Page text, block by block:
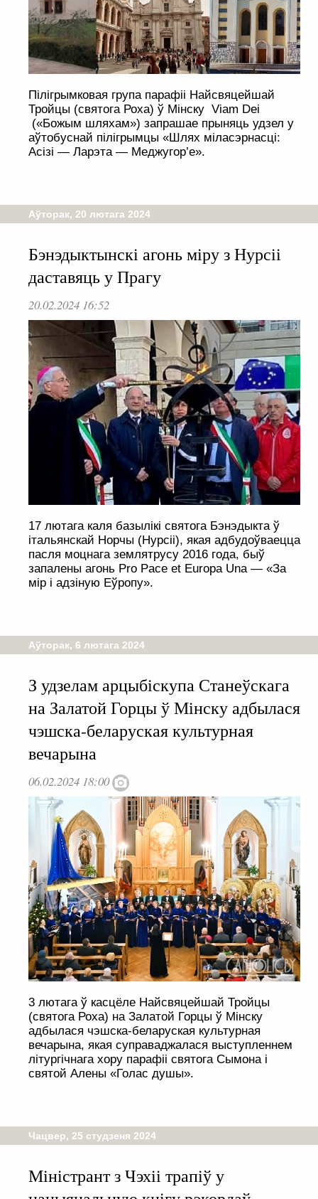
Пілігрымковая група парафіі Найсвяцейшай
Тройцы (святога Роха) ў Мінску Viam Dei
(«Божым шляхам») запрашае прыняць удзел у
аўтобуснай пілігрымцы «Шлях міласэрнасці:
Асізі — Ларэта — Меджугор’е».
Аўторак, 20 лютага 2024
Бэнэдыктынскі агонь міру з Нурсіі
даставяць у Прагу
20.02.2024 16:52
17 лютага каля базылікі святога Бэнэдыкта ў
італьянскай Норчы (Нурсіі), якая адбудоўваецца
пасля моцнага землятрусу 2016 года, быў
запалены агонь Pro Pace et Europa Una — «За
мір і адзіную Еўропу».
Аўторак, 6 лютага 2024
З удзелам арцыбіскупа Станеўскага
на Залатой Горцы ў Мінску адбылася
чэшска-беларуская культурная
вечарына
06.02.2024 18:00
3 лютага ў касцёле Найсвяцейшай Тройцы
(святога Роха) на Залатой Горцы ў Мінску
адбылася чэшска-беларуская культурная
вечарына, якая суправаджалася выступленнем
літургічнага хору парафіі святога Сымона і
святой Алены «Голас душы».
Чацвер, 25 студзеня 2024
Міністрант з Чэхіі трапіў у